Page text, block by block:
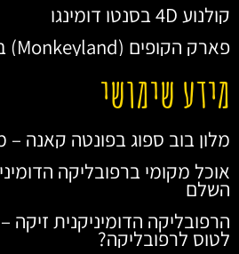
קולנוע 4D בסנטו דומינגו
פארק הקופים (Monkeyland) בפונטה קאנה
מידע שימושי
מלון בוב ספוג בפונטה קאנה –
אוכל מקומי ברפובליקה
השלם
הרפובליקה הדומיניקנית זיקה
לטוס לרפובליקה?